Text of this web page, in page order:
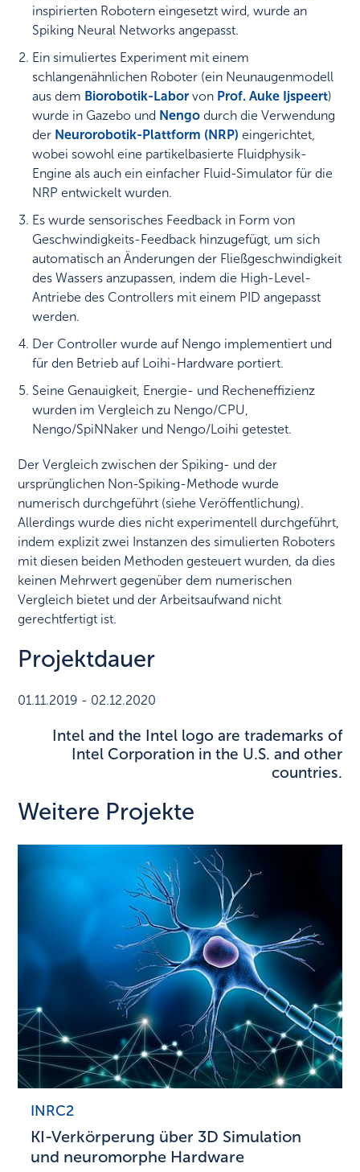
inspirierten Robotern eingesetzt wird, wurde an
Spiking Neural Networks angepasst.
Ein simuliertes Experiment mit einem
schlangenähnlichen Roboter (ein Neunaugenmodell
aus dem Biorobotik-Labor von Prof. Auke Ijspeert)
wurde in Gazebo und Nengo durch die Verwendung
der Neurorobotik-Plattform (NRP) eingerichtet,
wobei sowohl eine partikelbasierte Fluidphysik-
Engine als auch ein einfacher Fluid-Simulator für die
NRP entwickelt wurden.
Es wurde sensorisches Feedback in Form von
Geschwindigkeits-Feedback hinzugefügt, um sich
automatisch an Änderungen der Fließgeschwindigkeit
des Wassers anzupassen, indem die High-Level-
Antriebe des Controllers mit einem PID angepasst
werden.
Der Controller wurde auf Nengo implementiert und
für den Betrieb auf Loihi-Hardware portiert.
Seine Genauigkeit, Energie- und Recheneffizienz
wurden im Vergleich zu Nengo/CPU,
Nengo/SpiNNaker und Nengo/Loihi getestet.
Der Vergleich zwischen der Spiking- und der
ursprünglichen Non-Spiking-Methode wurde
numerisch durchgeführt (siehe Veröffentlichung).
Allerdings wurde dies nicht experimentell durchgeführt,
indem explizit zwei Instanzen des simulierten Roboters
mit diesen beiden Methoden gesteuert wurden, da dies
keinen Mehrwert gegenüber dem numerischen
Vergleich bietet und der Arbeitsaufwand nicht
gerechtfertigt ist.
Projektdauer
01.11.2019 - 02.12.2020
Intel and the Intel logo are trademarks of
Intel Corporation in the U.S. and other
countries.
Weitere Projekte
INRC2
KI-Verkörperung über 3D Simulation
und neuromorphe Hardware